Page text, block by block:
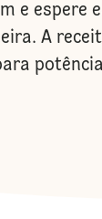
e espere
A